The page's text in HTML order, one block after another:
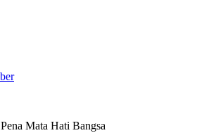
Mata Hati Bangsa